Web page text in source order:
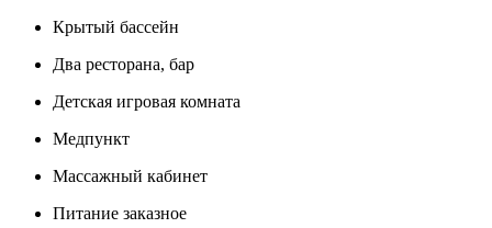
Крытый бассейн
Два ресторана, бар
Детская игровая комната
Медпункт
Массажный кабинет
Питание заказное